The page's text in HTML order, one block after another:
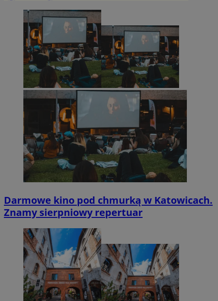
Darmowe kino pod chmurką w Katowicach.
Znamy sierpniowy repertuar